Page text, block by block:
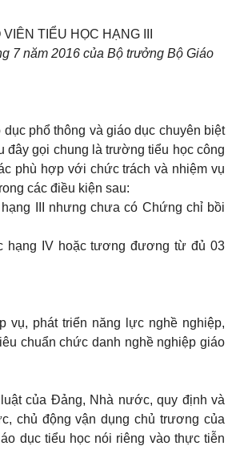
TIỂU HỌC HẠNG III
7 năm 2016 của Bộ trưởng Bộ Giáo
phổ thông và giáo dục chuyên biệt
đây gọi chung là trường tiểu học công
phù hợp với chức trách và nhiệm vụ
các điều kiện sau:
III nhưng chưa có Chứng chỉ bồi
hạng IV hoặc tương đương từ đủ 03
vụ, phát triển năng lực nghề nghiệp,
chuẩn chức danh nghề nghiệp giáo
của Đảng, Nhà nước, quy định và
chủ động vận dụng chủ trương của
dục tiểu học nói riêng vào thực tiễn